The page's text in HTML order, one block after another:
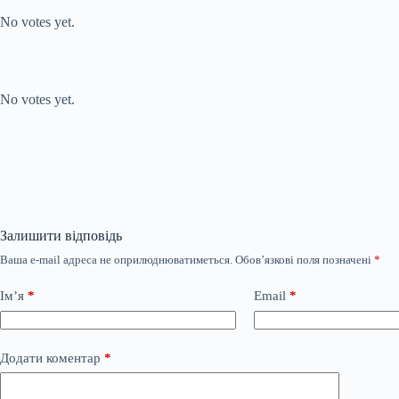
No votes yet.
No votes yet.
Залишити відповідь
Ваша e-mail адреса не оприлюднюватиметься. Обов’язкові поля позначені *
Ім’я * Email *
Додати коментар *